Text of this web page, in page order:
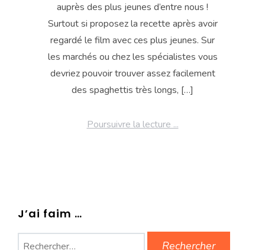
auprès des plus jeunes d’entre nous !
Surtout si proposez la recette après avoir
regardé le film avec ces plus jeunes. Sur
les marchés ou chez les spécialistes vous
devriez pouvoir trouver assez facilement
des spaghettis très longs, […]
Poursuivre la lecture ...
J’ai faim …